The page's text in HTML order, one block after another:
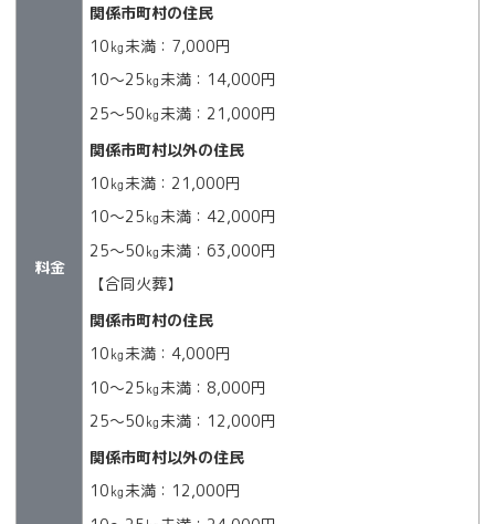
料金
関係市町村の住民
10㎏未満：7,000円
10～25㎏未満：14,000円
25～50㎏未満：21,000円
関係市町村以外の住民
10㎏未満：21,000円
10～25㎏未満：42,000円
25～50㎏未満：63,000円
【合同火葬】
関係市町村の住民
10㎏未満：4,000円
10～25㎏未満：8,000円
25～50㎏未満：12,000円
関係市町村以外の住民
10㎏未満：12,000円